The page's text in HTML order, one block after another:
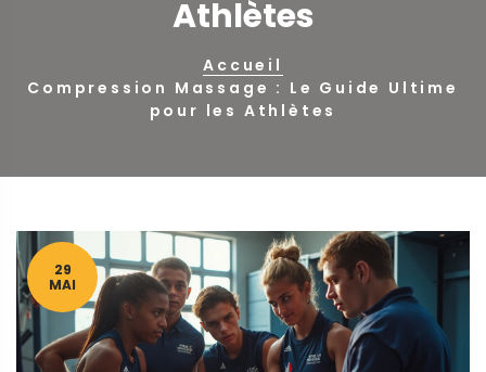
Athlètes
Accueil
Compression Massage : Le Guide Ultime
pour les Athlètes
29
MAI